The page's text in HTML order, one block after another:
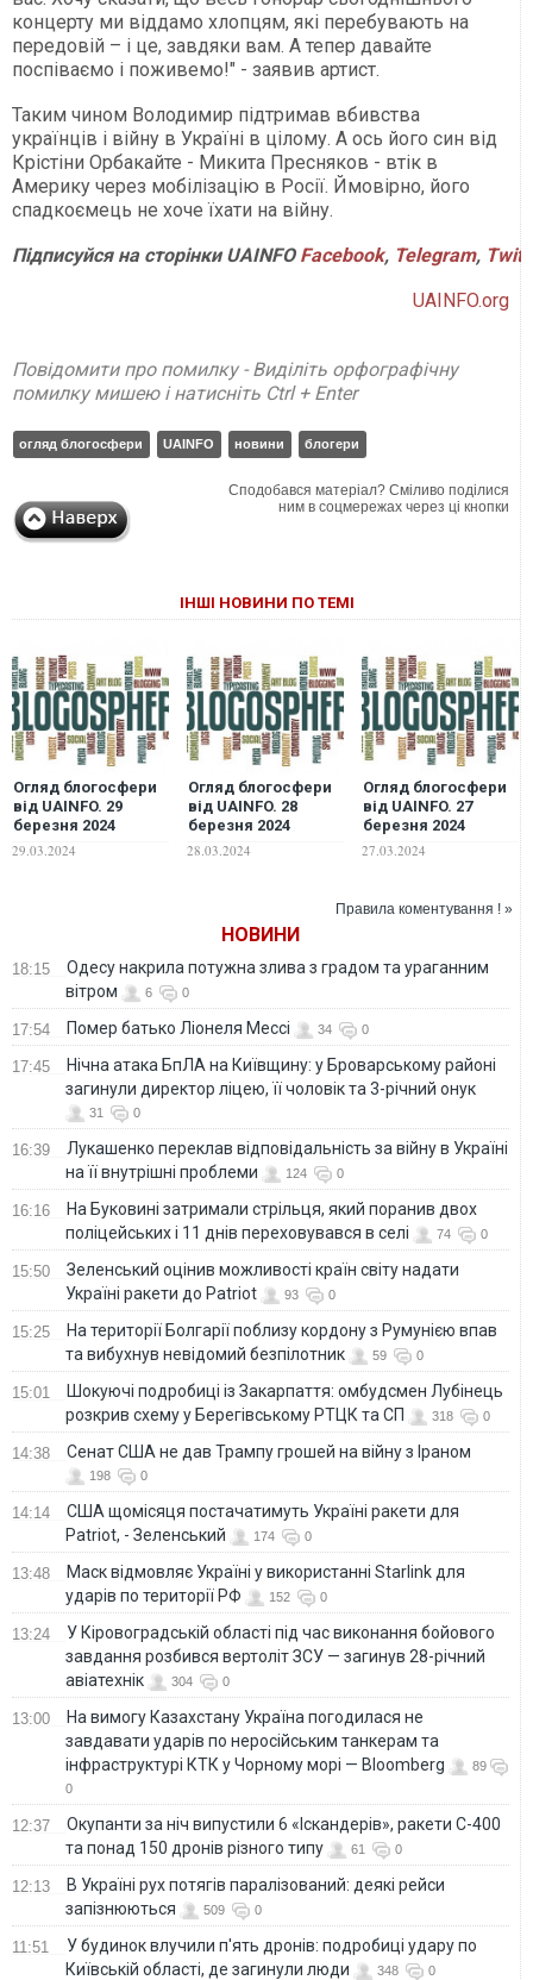
концерту ми віддамо хлопцям, які перебувають на
передовій – і це, завдяки вам. А тепер давайте
поспіваємо і поживемо!" - заявив артист.
Таким чином Володимир підтримав вбивства
українців і війну в Україні в цілому. А ось його син від
Крістіни Орбакайте - Микита Пресняков - втік в
Америку через мобілізацію в Росії. Ймовірно, його
спадкоємець не хоче їхати на війну.
Підписуйся на сторінки UAINFO Facebook, Telegram,
UAINFO.org
Повідомити про помилку - Виділіть орфографічну
помилку мишею і натисніть Ctrl + Enter
огляд блогосфери UAINFO новини блогери
Сподобався матеріал? Сміливо поділися
ним в соцмережах через ці кнопки
ІНШІ НОВИНИ ПО ТЕМІ
Огляд блогосфери
від UAINFO. 29
березня 2024
29.03.2024
Огляд блогосфери
від UAINFO. 28
березня 2024
28.03.2024
Огляд блогосфери
від UAINFO. 27
березня 2024
27.03.2024
Правила коментування ! »
НОВИНИ
18:15
Одесу накрила потужна злива з градом та ураганним
вітром
6 0
17:54 Помер батько Ліонеля Мессі 34 0
17:45
Нічна атака БпЛА на Київщину: у Броварському районі
загинули директор ліцею, її чоловік та 3-річний онук
31 0
16:39
Лукашенко переклав відповідальність за війну в Україні
на її внутрішні проблеми
124 0
16:16
На Буковині затримали стрільця, який поранив двох
поліцейських і 11 днів переховувався в селі
74 0
15:50
Зеленський оцінив можливості країн світу надати
Україні ракети до Patriot
93 0
15:25
На території Болгарії поблизу кордону з Румунією впав
та вибухнув невідомий безпілотник
59 0
15:01
Шокуючі подробиці із Закарпаття: омбудсмен Лубінець
розкрив схему у Берегівському РТЦК та СП
318 0
14:38 Сенат США не дав Трампу грошей на війну з Іраном
198 0
14:14
США щомісяця постачатимуть Україні ракети для
Patriot, - Зеленський
174 0
13:48
Маск відмовляє Україні у використанні Starlink для
ударів по території РФ
152 0
13:24
У Кіровоградській області під час виконання бойового
завдання розбився вертоліт ЗСУ — загинув 28-річний
авіатехнік
304 0
13:00
На вимогу Казахстану Україна погодилася не
завдавати ударів по неросійським танкерам та
інфраструктурі КТК у Чорному морі — Bloomberg
89
0
12:37
Окупанти за ніч випустили 6 «Іскандерів», ракети С-400
та понад 150 дронів різного типу
61 0
12:13
В Україні рух потягів паралізований: деякі рейси
запізнюються
509 0
11:51
У будинок влучили п'ять дронів: подробиці удару по
Київській області, де загинули люди
348 0